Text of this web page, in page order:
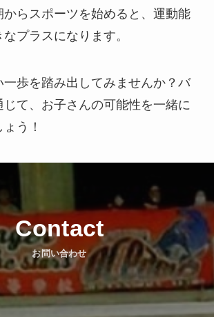
からスポーツを始めると、運動能
プラスになります。
一歩を踏み出してみませんか？バ
じて、お子さんの可能性を一緒に
う！
Contact
お問い合わせ